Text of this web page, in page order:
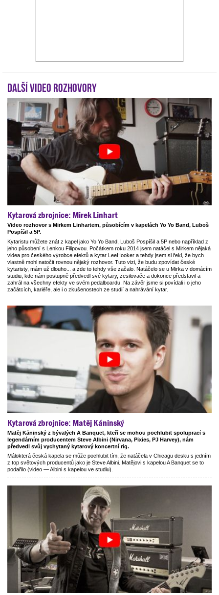
Další video rozhovory
Kytarová zbrojnice: Mirek Linhart
Video rozhovor s Mirkem Linhartem, působícím v kapelách Yo Yo Band, Luboš
Pospíšil a 5P.
Kytaristu můžete znát z kapel jako Yo Yo Band, Luboš Pospíšil a 5P nebo například z
jeho působení s Lenkou Filipovou. Počátkem roku 2014 jsem natáčel s Mirkem nějaká
videa pro českého výrobce efektů a kytar LeeHooker a tehdy jsem si řekl, že bych
vlastně mohl natočit rovnou nějaký rozhovor. Tuto vizi, že budu zpovídat české
kytaristy, mám už dlouho... a zde to tehdy vše začalo. Natáčelo se u Mirka v domácím
studiu, kde nám postupně předvedl své kytary, zesilovače a dokonce představil a
zahrál na všechny efekty ve svém pedalboardu. Na závěr jsme si povídali i o jeho
začátcích, kariéře, ale i o zkušenostech ze studií a nahrávání kytar.
Kytarová zbrojnice: Matěj Káninský
Matěj Káninský z bývalých A Banquet, kteří se mohou pochlubit spoluprací s
legendárním producentem Steve Albini (Nirvana, Pixies, PJ Harvey), nám
předvedl svůj vychytaný kytarový koncertní rig.
Málokterá česká kapela se může pochlubit tím, že natáčela v Chicagu desku s jedním
z top světových producentů jako je Steve Albini. Matějovi s kapelou A Banquet se to
podařilo (video — Albini s kapelou ve studiu).